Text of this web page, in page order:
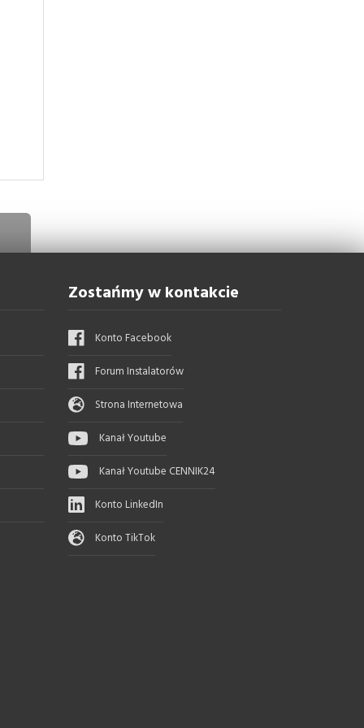
Zostańmy w kontakcie
Konto Facebook
Forum Instalatorów
Strona Internetowa
Kanał Youtube
Kanał Youtube CENNIK24
Konto LinkedIn
Konto TikTok